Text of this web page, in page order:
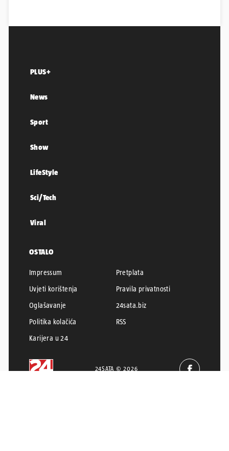
PLUS+
News
Sport
Show
LifeStyle
Sci/Tech
Viral
OSTALO
Impressum
Pretplata
Uvjeti korištenja
Pravila privatnosti
Oglašavanje
24sata.biz
Politika kolačića
RSS
Karijera u 24
24SATA © 2026